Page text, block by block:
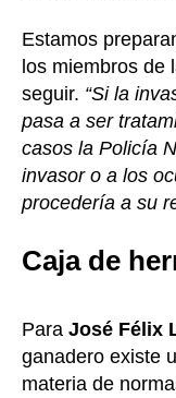
Estamos
los miembros de
seguir. “Si la
pasa a ser
casos la Policía
invasor o a los
procedería a su
Caja de
Para José Félix
ganadero existe
materia de